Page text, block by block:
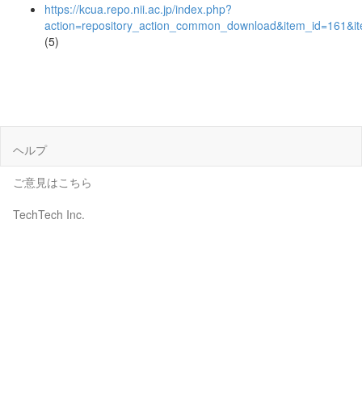
https://kcua.repo.nii.ac.jp/index.php?
(5)
ヘルプ
ご意見はこちら
TechTech Inc.